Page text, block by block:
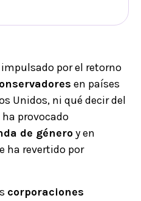
impulsado por el retorno
en países
Unidos, ni qué decir del
provocado
de géneroy en
ha revertido por
corporaciones